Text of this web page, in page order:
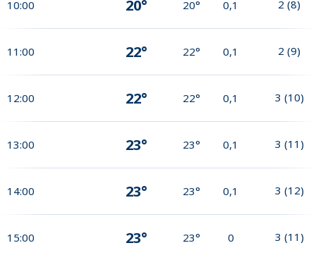
10:00 20° 20° 0,1 2 (8)
11:00 22° 22° 0,1 2 (9)
12:00 22° 22° 0,1 3 (10)
13:00 23° 23° 0,1 3 (11)
14:00 23° 23° 0,1 3 (12)
15:00 23° 23° 0 3 (11)